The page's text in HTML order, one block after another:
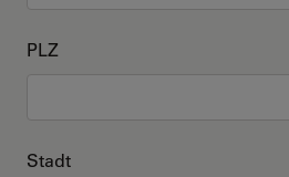
PLZ
Stadt